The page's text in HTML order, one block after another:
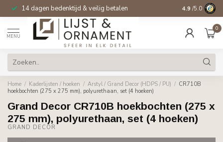
14 dagen bedenktijd & veilig betalen 4.9 /5.0
MENU
0
Home / Kaderlijsten / hoeken / Arstyl / Grand Decor (HDPS / PU) / CR710B
hoekbochten (275 x 275 mm), polyurethaan, set (4 hoeken)
Grand Decor CR710B hoekbochten (275 x
275 mm), polyurethaan, set (4 hoeken)
GRAND DECOR